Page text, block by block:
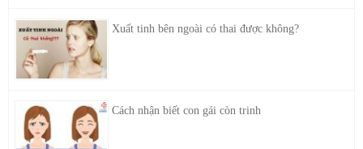
Xuất tinh bên ngoài có thai được không?
Cách nhận biết con gái còn trinh